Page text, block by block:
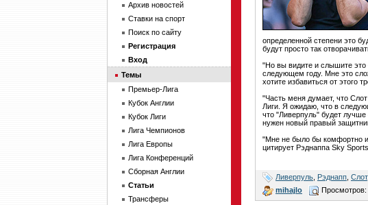
определенной степени это
будут просто так
"Но вы видите и слышите
следующем году. Мне это
хотите избавиться от этого
"Часть меня думает, что
Лиги. Я ожидаю, что в
что "Ливерпуль" будет
нужен новый правый
"Мне не было бы комфортно
цитирует Рэднаппа Sky Sports.
Ливерпуль Рэднапп Слот,
mihajlo
Просмотров:
Архив новостей
Ставки на спорт
Поиск по сайту
Регистрация
Вход
Темы
Премьер-Лига
Кубок Англии
Кубок Лиги
Лига Чемпионов
Лига Европы
Лига Конференций
Сборная Англии
Статьи
Трансферы